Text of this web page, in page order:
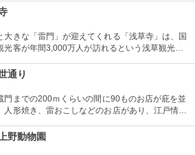
大きな「雷門」が迎えてくれる「浅草寺」は、国
光客が年間3,000万人が訪れるという浅草観光一
刹です。
通り
門までの200ｍくらいの間に90ものお店が庇を並
人形焼き、雷おこしなどのお店があり、江戸情緒
野動物園